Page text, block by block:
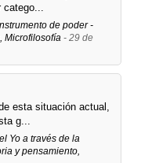
catego...
de poder -
Microfilosofía - 29 de
esta situación actual,
g...
Yo a través de la
y pensamiento,